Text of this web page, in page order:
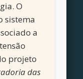
O
sistema
a
projeto
das